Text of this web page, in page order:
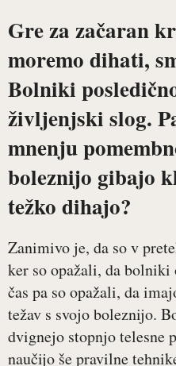
Gre za začaran
moremo dihati,
Bolniki
življenjski slog.
mnenju
boleznijo gibajo
težko dihajo?
Zanimivo je, da so v
ker so opažali, da
čas pa so opažali, da
težav s svojo boleznijo.
dvignejo stopnjo telesne
naučijo še pravilne